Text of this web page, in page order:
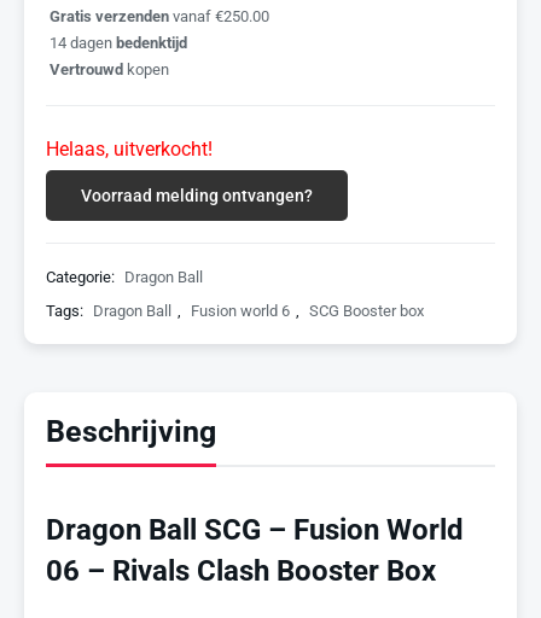
Gratis verzenden vanaf €250.00
14 dagen bedenktijd
Vertrouwd kopen
Helaas, uitverkocht!
Voorraad melding ontvangen?
Categorie: Dragon Ball
Tags: Dragon Ball , Fusion world 6 , SCG Booster box
Beschrijving
Dragon Ball SCG – Fusion World
06 – Rivals Clash Booster Box